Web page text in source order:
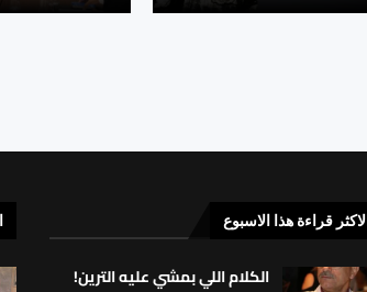
الاكثر قراءة هذا الاسبوع
الكلام اللي بمشي عليه الترين!